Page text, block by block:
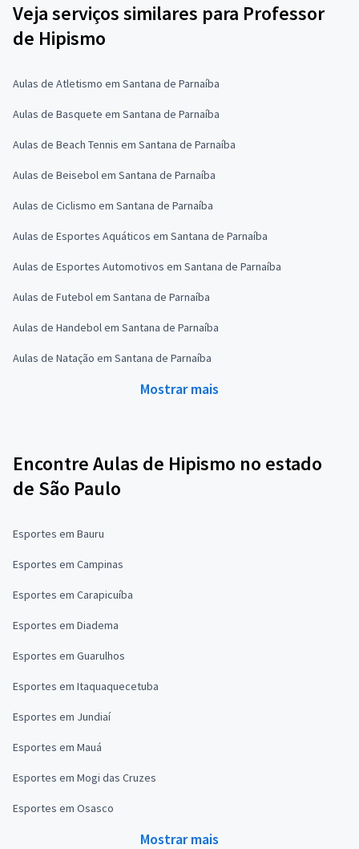
Veja serviços similares para Professor
de Hipismo
Aulas de Atletismo em Santana de Parnaíba
Aulas de Basquete em Santana de Parnaíba
Aulas de Beach Tennis em Santana de Parnaíba
Aulas de Beisebol em Santana de Parnaíba
Aulas de Ciclismo em Santana de Parnaíba
Aulas de Esportes Aquáticos em Santana de Parnaíba
Aulas de Esportes Automotivos em Santana de Parnaíba
Aulas de Futebol em Santana de Parnaíba
Aulas de Handebol em Santana de Parnaíba
Aulas de Natação em Santana de Parnaíba
Mostrar mais
Encontre Aulas de Hipismo no estado
de São Paulo
Esportes em Bauru
Esportes em Campinas
Esportes em Carapicuíba
Esportes em Diadema
Esportes em Guarulhos
Esportes em Itaquaquecetuba
Esportes em Jundiaí
Esportes em Mauá
Esportes em Mogi das Cruzes
Esportes em Osasco
Mostrar mais